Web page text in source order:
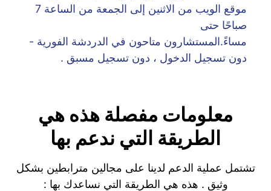
موقع الويب من الاثنين إلى الجمعة من الساعة 7
صباحًا حتى
مساءً.المستشارون متاحون في الدردشة الفورية -
دون تسجيل الدخول ، دون تسجيل مسبق .
معلومات مفصلة هذه هي
الطريقة التي ندعم بها
تشتمل عملية الدعم لدينا على مجالين مترابطين بشكل
وثيق . هذه هي الطريقة التي نساعدك بها :